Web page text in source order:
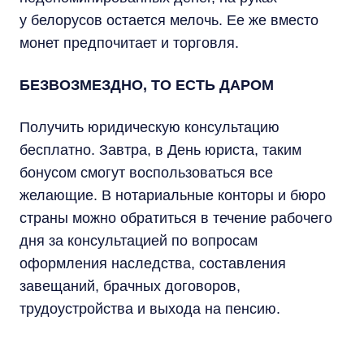
у белорусов остается мелочь. Ее же вместо
монет предпочитает и торговля.
БЕЗВОЗМЕЗДНО, ТО ЕСТЬ ДАРОМ
Получить юридическую консультацию
бесплатно. Завтра, в День юриста, таким
бонусом смогут воспользоваться все
желающие. В нотариальные конторы и бюро
страны можно обратиться в течение рабочего
дня за консультацией по вопросам
оформления наследства, составления
завещаний, брачных договоров,
трудоустройства и выхода на пенсию.